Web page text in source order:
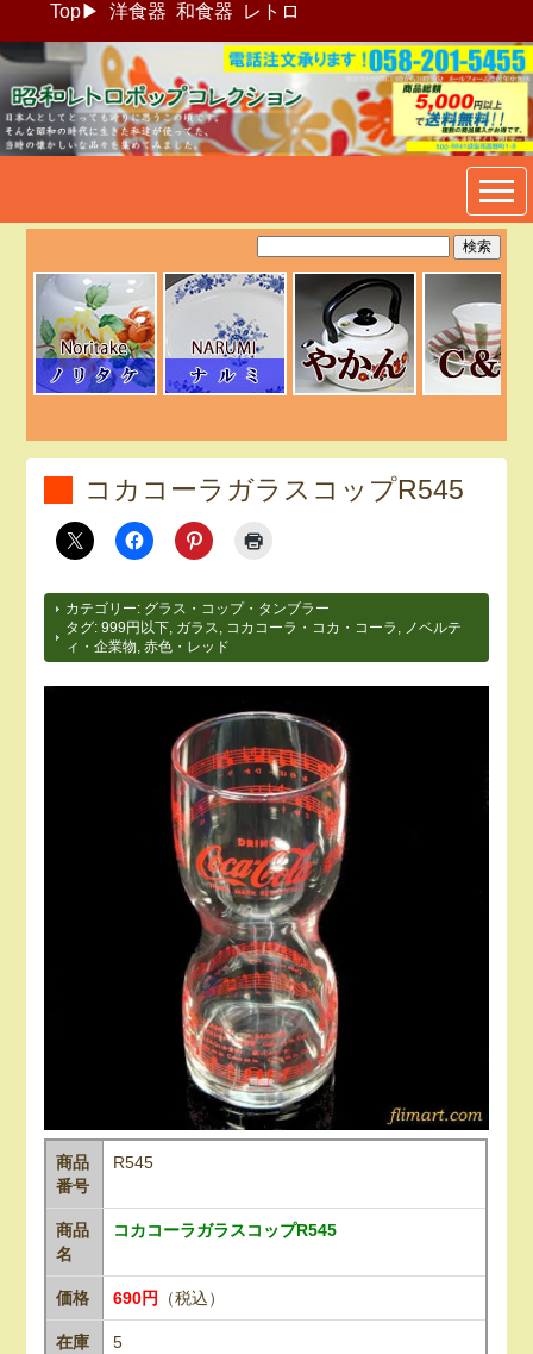
Top▶ 洋食器 和食器 レトロ
昭和レトロポップ食器生活雑
貨通販＠フリマート
コカコーラガラスコップR545
カテゴリー: グラス・コップ・タンブラー
タグ:999円以下 ガラス コカコーラ・コカ・コーラ
ノベルテ
ィ・企業物 ,赤色・レッド
商品
番号
R545
商品
名
コカコーラガラスコップR545
価格 690円 （税込）
在庫
5